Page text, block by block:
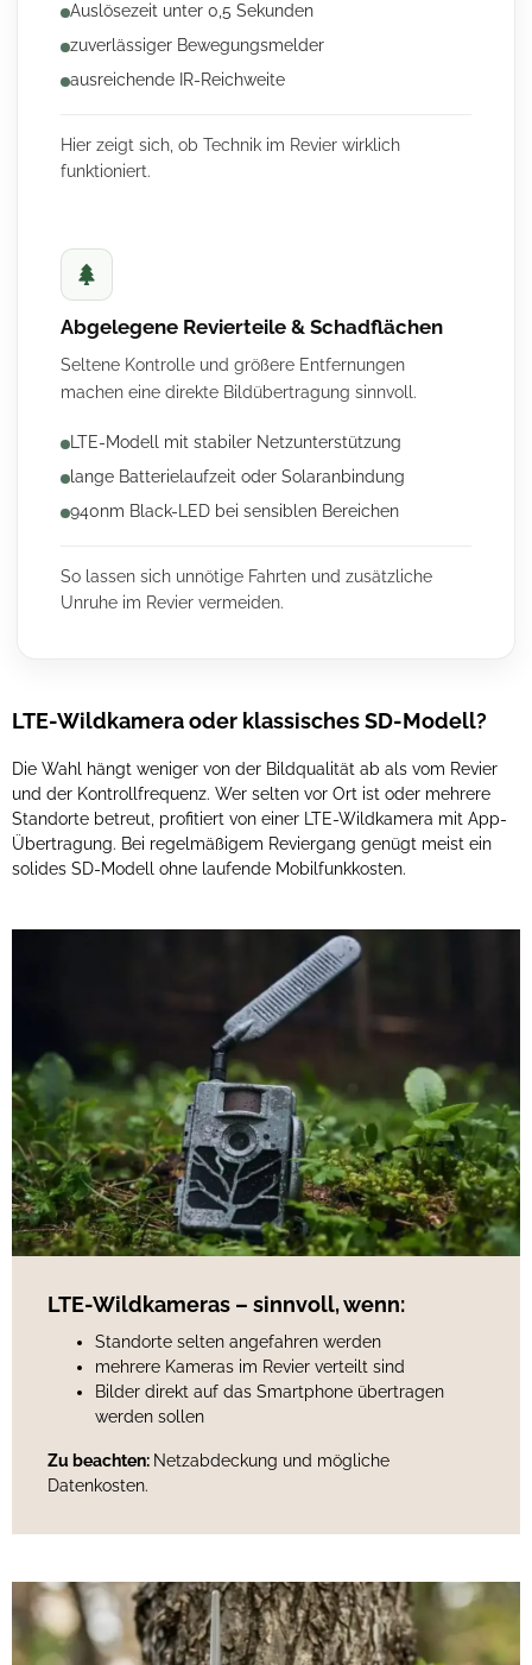
Auslösezeit unter 0,5 Sekunden
zuverlässiger Bewegungsmelder
ausreichende IR-Reichweite
Hier zeigt sich, ob Technik im Revier wirklich
funktioniert.
Abgelegene Revierteile & Schadflächen
Seltene Kontrolle und größere Entfernungen
machen eine direkte Bildübertragung sinnvoll.
LTE-Modell mit stabiler Netzunterstützung
lange Batterielaufzeit oder Solaranbindung
940nm Black-LED bei sensiblen Bereichen
So lassen sich unnötige Fahrten und zusätzliche
Unruhe im Revier vermeiden.
LTE-Wildkamera oder klassisches SD-Modell?
Die Wahl hängt weniger von der Bildqualität ab als vom Revier
und der Kontrollfrequenz. Wer selten vor Ort ist oder mehrere
Standorte betreut, profitiert von einer LTE-Wildkamera mit App-
Übertragung. Bei regelmäßigem Reviergang genügt meist ein
solides SD-Modell ohne laufende Mobilfunkkosten.
LTE-Wildkameras – sinnvoll, wenn:
Standorte selten angefahren werden
mehrere Kameras im Revier verteilt sind
Bilder direkt auf das Smartphone übertragen
werden sollen
Zu beachten: Netzabdeckung und mögliche
Datenkosten.